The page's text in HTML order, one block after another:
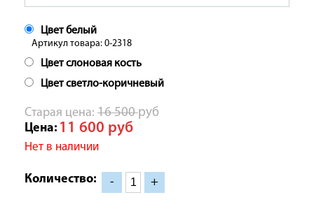
Цвет белый
Артикул товара: 0-2318
Цвет слоновая кость
Цвет светло-коричневый
Cтарая цена: 16 500руб
Цена: 11 600 руб
Нет в наличии
Количество: - +